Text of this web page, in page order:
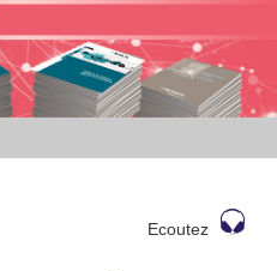
Ecoutez